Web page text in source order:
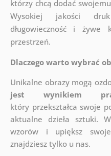
którzy chcą dodać
Wysokiej jakości
długowieczność i
przestrzeń.
Dlaczego warto wybrać
Unikalne obrazy mogą
jest wynikiem
który przekształca swoje
aktualne dzieła sztuki.
wzorów i upiększ
znajdziesz tylko u nas.